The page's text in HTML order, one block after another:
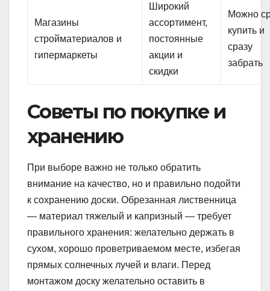
Магазины
стройматериалов и
гипермаркеты
Широкий
ассортимент,
постоянные
акции и
скидки
Можно
купить и
сразу
забрать
Советы по покупке и
хранению
При выборе важно не только обратить
внимание на качество, но и правильно подойти
к сохранению доски. Обрезанная лиственница
— материал тяжелый и капризный — требует
правильного хранения: желательно держать в
сухом, хорошо проветриваемом месте, избегая
прямых солнечных лучей и влаги. Перед
монтажом доску желательно оставить в